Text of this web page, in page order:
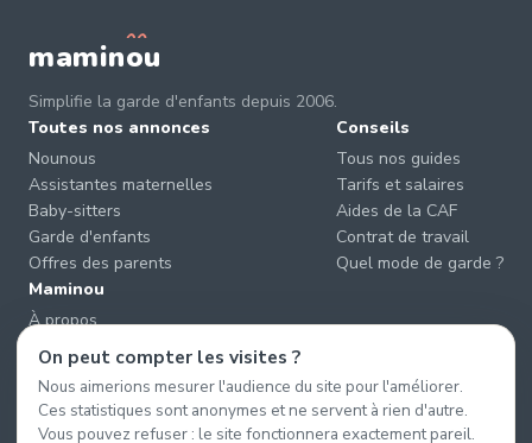
maminou
Simplifie la garde d'enfants depuis 2006.
Toutes nos annonces
Nounous
Assistantes maternelles
Baby-sitters
Garde d'enfants
Offres des parents
Conseils
Tous nos guides
Tarifs et salaires
Aides de la CAF
Contrat de travail
Quel mode de garde ?
Maminou
À propos
Nous contacter
Éviter les arnaques
CGU & CGV
Confidentialité
On peut compter les visites ?
Nous aimerions mesurer l'audience du site pour l'améliorer.
Ces statistiques sont anonymes et ne servent à rien d'autre.
Vous pouvez refuser : le site fonctionnera exactement pareil.